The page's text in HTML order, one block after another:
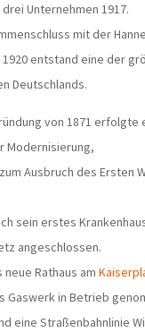
Unternehmen 1917.
mit der
entstand eine der
Deutschlands.
von 1871 erfolgte
Modernisierung,
Ausbruch des Ersten
sein erstes
angeschlossen.
Rathaus am
Gaswerk in Betrieb
eine Straßenbahnlinie